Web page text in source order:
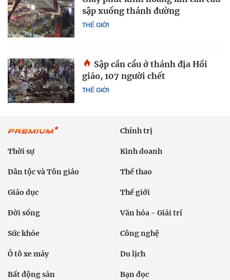
THẾ GIỚI
sập xuống thánh đường
THẾ GIỚI
Sập cần cẩu ở thánh địa Hồi
giáo, 107 người chết
Chính trị
Thời sự Kinh doanh
Dân tộc và Tôn giáo Thể thao
Giáo dục Thế giới
Đời sống Văn hóa - Giải trí
Sức khỏe Công nghệ
Ô tô xe máy Du lịch
Bất động sản Bạn đọc